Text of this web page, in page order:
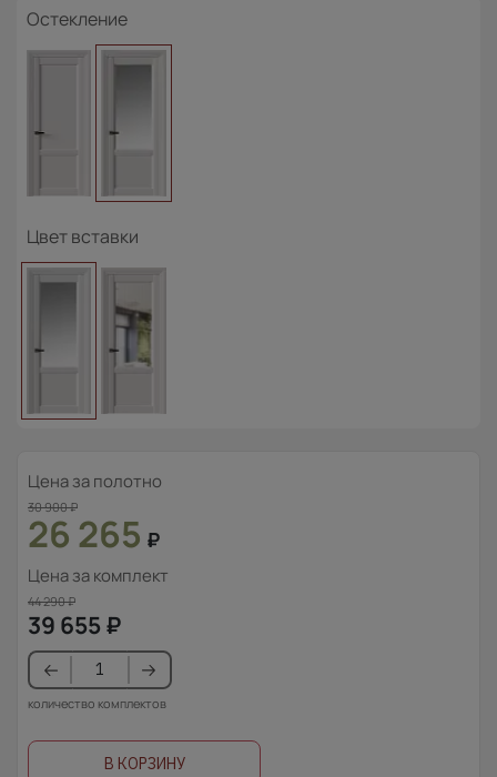
Остекление
Цвет вставки
Цена за полотно
30 900₽
26 265 ₽
Цена за комплект
44 290₽
39 655₽
количество комплектов
В КОРЗИНУ